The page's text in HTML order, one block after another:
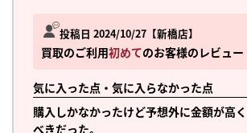
投稿日 2024/10/27 新橋店
買取のご利用初めてのお客様のレビュー
気に入った点・気に入らなかった点
購入しかなかったけど予想外に金額が高
べきだった。